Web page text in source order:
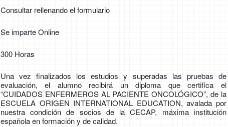
Consultar rellenando el formulario
Se imparte Online
300 Horas
Una vez finalizados los estudios y superadas las pruebas de
evaluación, el alumno recibirá un diploma que certifica el
“CUIDADOS ENFERMEROS AL PACIENTE ONCOLÓGICO”, de la
ESCUELA ORIGEN INTERNATIONAL EDUCATION, avalada por
nuestra condición de socios de la CECAP, máxima institución
española en formación y de calidad.